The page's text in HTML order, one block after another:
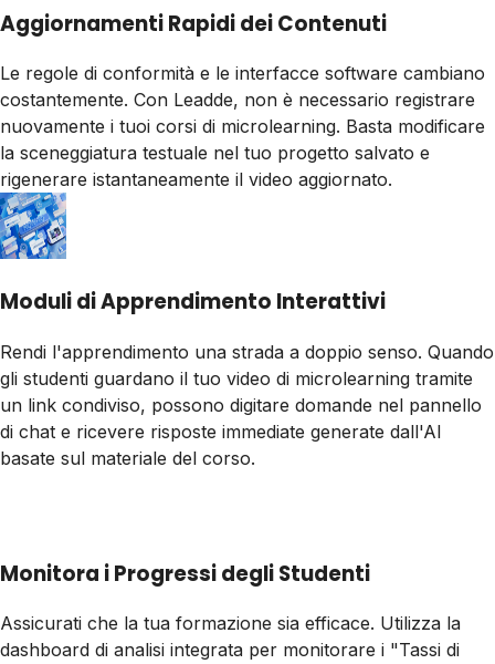
Aggiornamenti Rapidi dei Contenuti
Le regole di conformità e le interfacce software cambiano
costantemente. Con Leadde, non è necessario registrare
nuovamente i tuoi corsi di microlearning. Basta modificare
la sceneggiatura testuale nel tuo progetto salvato e
rigenerare istantaneamente il video aggiornato.
Moduli di Apprendimento Interattivi
Rendi l'apprendimento una strada a doppio senso. Quando
gli studenti guardano il tuo video di microlearning tramite
un link condiviso, possono digitare domande nel pannello
di chat e ricevere risposte immediate generate dall'AI
basate sul materiale del corso.
Monitora i Progressi degli Studenti
Assicurati che la tua formazione sia efficace. Utilizza la
dashboard di analisi integrata per monitorare i "Tassi di